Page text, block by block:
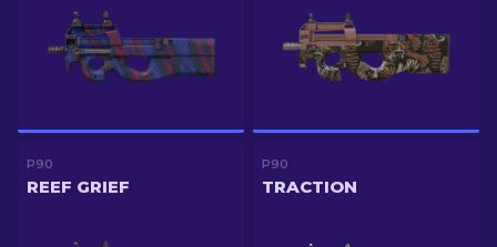
P90
REEF GRIEF
P90
TRACTION